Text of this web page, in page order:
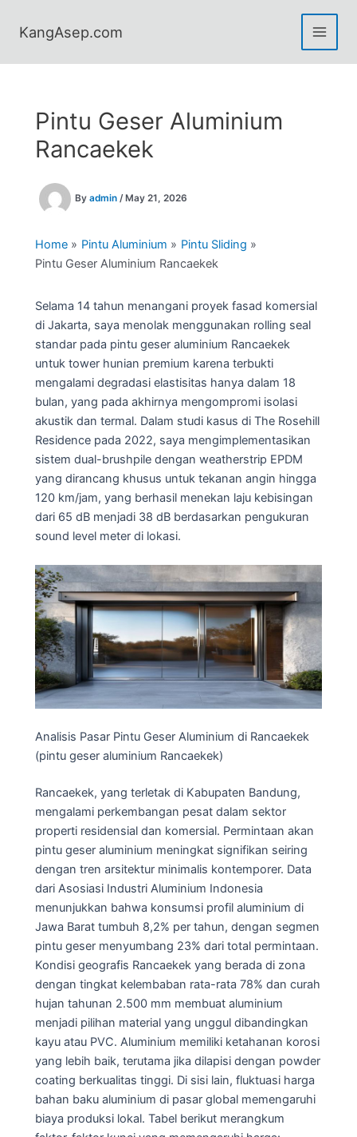
KangAsep.com
Pintu Geser Aluminium
Rancaekek
By admin / May 21, 2026
Home Pintu Aluminium
Pintu Sliding
Pintu Geser Aluminium Rancaekek
Selama 14 tahun menangani proyek fasad komersial
di Jakarta, saya menolak menggunakan rolling seal
standar pada pintu geser aluminium Rancaekek
untuk tower hunian premium karena terbukti
mengalami degradasi elastisitas hanya dalam 18
bulan, yang pada akhirnya mengompromi isolasi
akustik dan termal. Dalam studi kasus di The Rosehill
Residence pada 2022, saya mengimplementasikan
sistem dual-brushpile dengan weatherstrip EPDM
yang dirancang khusus untuk tekanan angin hingga
120 km/jam, yang berhasil menekan laju kebisingan
dari 65 dB menjadi 38 dB berdasarkan pengukuran
sound level meter di lokasi.
Analisis Pasar Pintu Geser Aluminium di Rancaekek
(pintu geser aluminium Rancaekek)
Rancaekek, yang terletak di Kabupaten Bandung,
mengalami perkembangan pesat dalam sektor
properti residensial dan komersial. Permintaan akan
pintu geser aluminium meningkat signifikan seiring
dengan tren arsitektur minimalis kontemporer. Data
dari Asosiasi Industri Aluminium Indonesia
menunjukkan bahwa konsumsi profil aluminium di
Jawa Barat tumbuh 8,2% per tahun, dengan segmen
pintu geser menyumbang 23% dari total permintaan.
Kondisi geografis Rancaekek yang berada di zona
dengan tingkat kelembaban rata-rata 78% dan curah
hujan tahunan 2.500 mm membuat aluminium
menjadi pilihan material yang unggul dibandingkan
kayu atau PVC. Aluminium memiliki ketahanan korosi
yang lebih baik, terutama jika dilapisi dengan powder
coating berkualitas tinggi. Di sisi lain, fluktuasi harga
bahan baku aluminium di pasar global memengaruhi
biaya produksi lokal. Tabel berikut merangkum